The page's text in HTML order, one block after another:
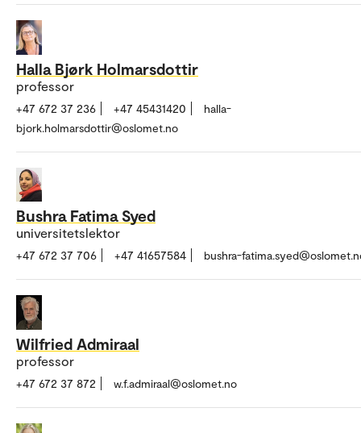
Halla Bjørk Holmarsdottir
professor
+47 672 37 236 +47 45431420
halla-
bjork.holmarsdottir@oslomet.no
Bushra Fatima Syed
universitetslektor
+47 672 37 706 +47 41657584 bushra-
Wilfried Admiraal
professor
+47 672 37 872 w.f.admiraal@oslomet.no